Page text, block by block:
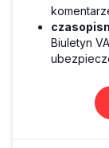
Biuletyn